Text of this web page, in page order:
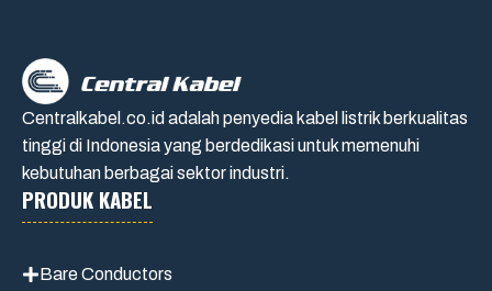
Centralkabel.co.id adalah penyedia kabel listrik berkualitas
tinggi di Indonesia yang berdedikasi untuk memenuhi
kebutuhan berbagai sektor industri.
PRODUK KABEL
Bare Conductors